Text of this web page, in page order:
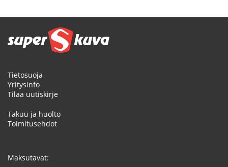
Tietosuoja
Yritysinfo
Tilaa uutiskirje
Takuu ja huolto
Toimitusehdot
Maksutavat: